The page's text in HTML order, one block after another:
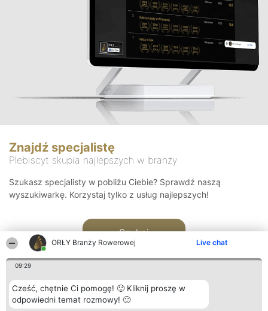
ORŁY Branży Rowerowej Live chat
09:29
Cześć, chętnie Ci pomogę! 🙂 Kliknij proszę w
odpowiedni temat rozmowy! 🙂
Znajdź specjalistę
Plebiscyt skupia najlepszych w branży
Szukasz specjalisty w pobliżu Ciebie? Sprawdź naszą
wyszukiwarkę. Korzystaj tylko z usług najlepszych!
Szukaj